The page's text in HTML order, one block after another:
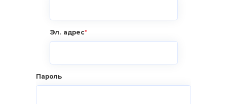
Эл. адрес
Пароль